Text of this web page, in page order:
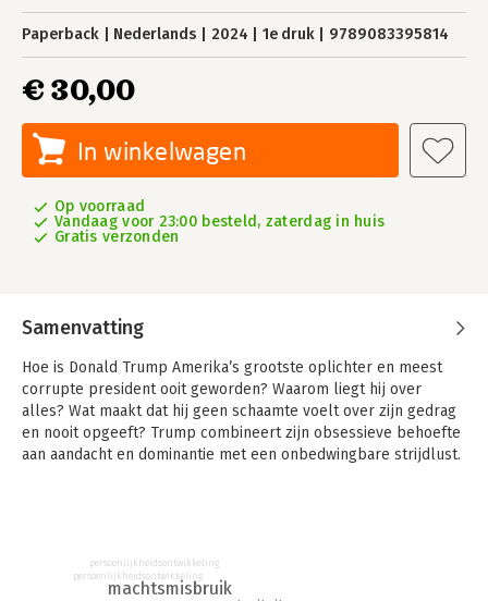
Paperback Nederlands 2024 1e druk 9789083395814
€ 30,00
In winkelwagen
Op voorraad
Vandaag voor 23:00 besteld, zaterdag in huis
Gratis verzonden
Samenvatting
Hoe is Donald Trump Amerika’s grootste oplichter en meest
corrupte president ooit geworden? Waarom liegt hij over
alles? Wat maakt dat hij geen schaamte voelt over zijn gedrag
en nooit opgeeft? Trump combineert zijn obsessieve behoefte
aan aandacht en dominantie met een onbedwingbare strijdlust.
machtsmisbruik
persoonlijkheidsontwikkeling
persoonlijkheidsontwikkeling